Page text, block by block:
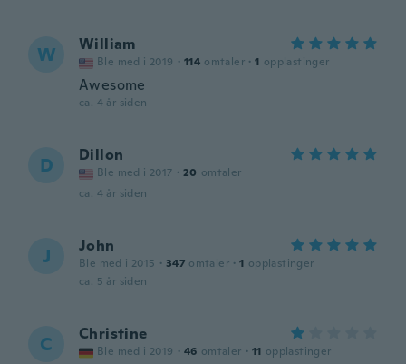
W William
Ble med i 2019 · 114 omtaler · 1 opplastinger
Awesome
ca. 4 år siden
D Dillon
Ble med i 2017 · 20 omtaler
ca. 4 år siden
J John
Ble med i 2015 · 347 omtaler · 1 opplastinger
ca. 5 år siden
C Christine
Ble med i 2019 · 46 omtaler · 11 opplastinger